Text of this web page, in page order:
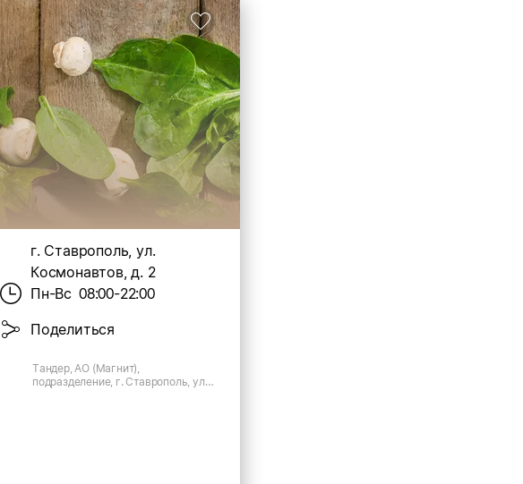
г. Ставрополь, ул.
Космонавтов, д. 2
Пн-Вс 08:00-22:00
Поделиться
Тандер, АО (Магнит),
подразделение, г. Ставрополь, ул.